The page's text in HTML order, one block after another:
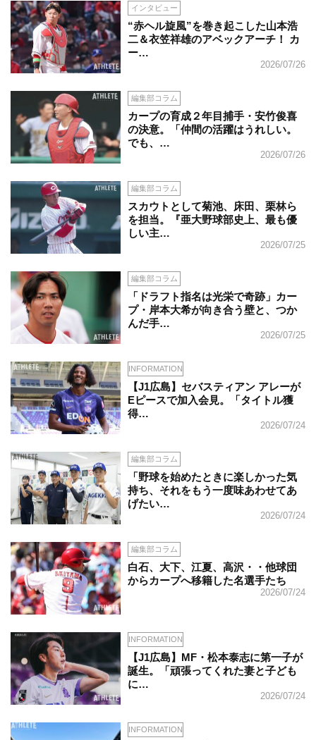
インタビュー
“赤ヘル旋風”を巻き起こした山本浩
二＆衣笠祥雄のアベックアーチ！ カ
ー…
2026/07/26
編集部コラム
カープの育成２年目捕手・安竹俊喜
の決意。「仲間の活躍はうれしい。
でも、…
2026/07/26
編集部コラム
スカウトとして菊池、床田、栗林ら
を担当。『亜大野球部史上、最も優
しい主…
2026/07/25
編集部コラム
「ドラフト指名は光栄で奇跡」カー
プ・岸本大希が向き合う壁と、つか
んだ手…
2026/07/25
INFORMATION
【J1広島】セバスティアン アレーが
Eピースで加入会見。「タイトル獲
得…
2026/07/24
編集部コラム
「野球を始めたときに楽しかった気
持ち、それをもう一度味あわせてあ
げたい…
2026/07/24
編集部コラム
白石、大下、江夏、高沢・・他球団
からカープへ移籍した名選手たち
2026/07/24
INFORMATION
【J1広島】MF・松本泰志に第一子が
誕生。「頑張ってくれた妻と子ども
に…
2026/07/24
INFORMATION